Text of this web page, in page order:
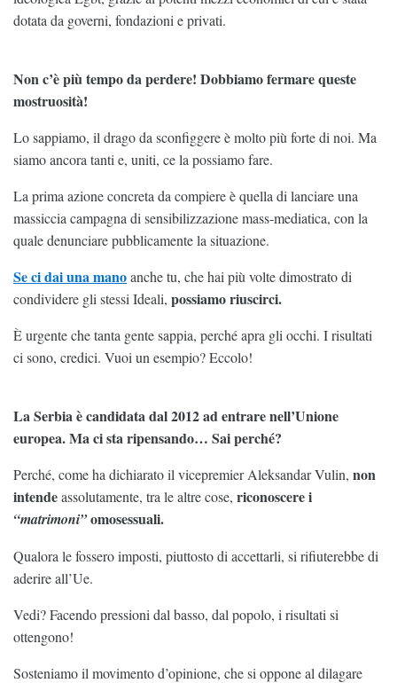
dotata da governi, fondazioni e privati.
Non c’è più tempo da perdere! Dobbiamo fermare queste
mostruosità!
Lo sappiamo, il drago da sconfiggere è molto più forte di noi. Ma
siamo ancora tanti e, uniti, ce la possiamo fare.
La prima azione concreta da compiere è quella di lanciare una
massiccia campagna di sensibilizzazione mass-mediatica, con la
quale denunciare pubblicamente la situazione.
Se ci dai una manoanche tu, che hai più volte dimostrato di
condividere gli stessi Ideali, possiamo riuscirci.
È urgente che tanta gente sappia, perché apra gli occhi. I risultati
ci sono, credici. Vuoi un esempio? Eccolo!
La Serbia è candidata dal 2012 ad entrare nell’Unione
europea. Ma ci sta ripensando… Sai perché?
Perché, come ha dichiarato il vicepremier Aleksandar Vulin, non
intendeassolutamente, tra le altre cose, riconoscere i
“matrimoni”omosessuali.
Qualora le fossero imposti, piuttosto di accettarli, si rifiuterebbe di
aderire all’Ue.
Vedi? Facendo pressioni dal basso, dal popolo, i risultati si
ottengono!
Sosteniamo il movimento d’opinione, che si oppone al dilagare